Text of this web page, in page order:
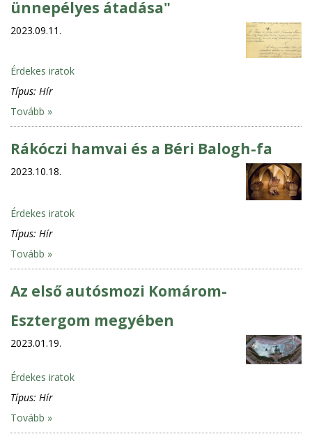
ünnepélyes átadása"
2023.09.11.
Érdekes iratok
Típus: Hír
Tovább »
Rákóczi hamvai és a Béri Balogh-fa
2023.10.18.
Érdekes iratok
Típus: Hír
Tovább »
Az első autósmozi Komárom-
Esztergom megyében
2023.01.19.
Érdekes iratok
Típus: Hír
Tovább »